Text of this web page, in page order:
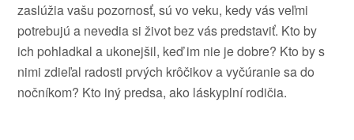
zaslúžiavašu pozornosť,sú vo veku, kedy vásveľmi
potrebujú a nevedia si životbezvás predstaviť. Kto by
ich pohladkal a ukonejšil, keď im nie jedobre? Kto bys
nimi zdieľal radosti prvých krôčikovavyčúraniesado
nočníkom? Kto iný predsa,ako láskyplní rodičia.